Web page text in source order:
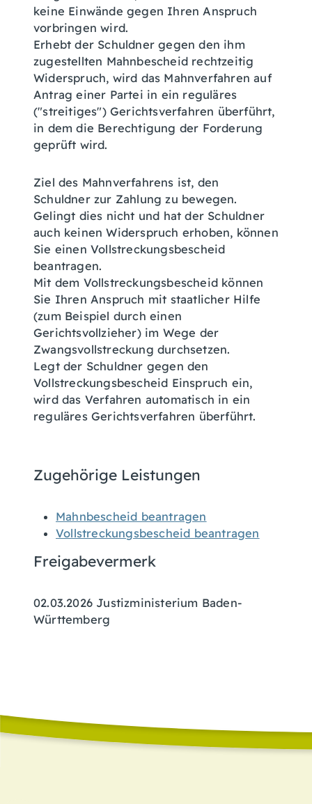
keine Einwände gegen Ihren Anspruch
vorbringen wird.
Erhebt der Schuldner gegen den ihm
zugestellten Mahnbescheid rechtzeitig
Widerspruch, wird das Mahnverfahren auf
Antrag einer Partei in ein reguläres
("streitiges") Gerichtsverfahren überführt,
in dem die Berechtigung der Forderung
geprüft wird.
Ziel des Mahnverfahrens ist, den
Schuldner zur Zahlung zu bewegen.
Gelingt dies nicht und hat der Schuldner
auch keinen Widerspruch erhoben, können
Sie einen Vollstreckungsbescheid
beantragen.
Mit dem Vollstreckungsbescheid können
Sie Ihren Anspruch mit staatlicher Hilfe
(zum Beispiel durch einen
Gerichtsvollzieher) im Wege der
Zwangsvollstreckung durchsetzen.
Legt der Schuldner gegen den
Vollstreckungsbescheid Einspruch ein,
wird das Verfahren automatisch in ein
reguläres Gerichtsverfahren überführt.
Zugehörige Leistungen
Mahnbescheid beantragen
Vollstreckungsbescheid beantragen
Freigabevermerk
02.03.2026 Justizministerium Baden-
Württemberg